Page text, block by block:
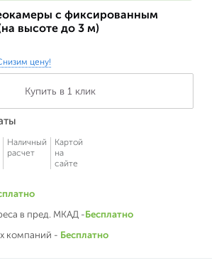
с фиксированным
высоте до 3 м)
цену!
Купить в 1 клик
Наличный
расчет
Картой
на
сайте
в пред. МКАД -Бесплатно
компаний - Бесплатно